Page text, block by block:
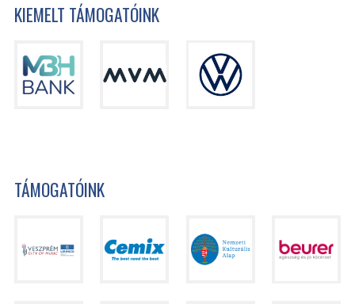
KIEMELT TÁMOGATÓINK
TÁMOGATÓINK